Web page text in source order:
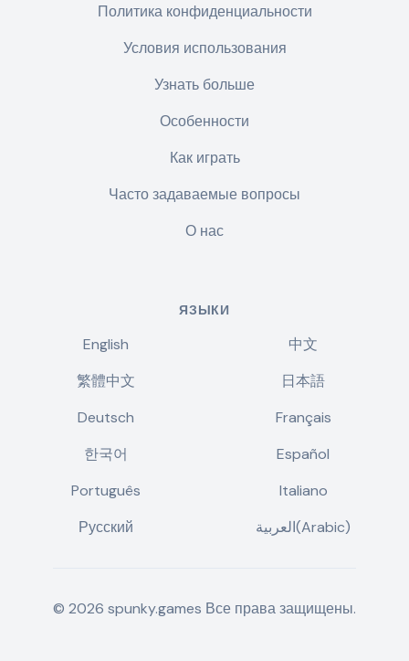
Политика конфиденциальности
Условия использования
Узнать больше
Особенности
Как играть
Часто задаваемые вопросы
О нас
ЯЗЫКИ
English
中文
繁體中文
日本語
Deutsch
Français
한국어
Español
Português
Italiano
Русский
العربية(Arabic)
© 2026 spunky.games Все права защищены.